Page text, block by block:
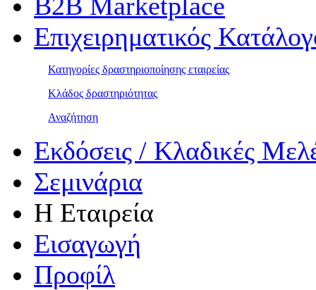
Επιχειρηματικός
Κατηγορίες δραστηριοποίησης εταιρείας
Κλάδος δραστηριότητας
Αναζήτηση
Εκδόσεις / Κλαδικές
Σεμινάρια
Η Εταιρεία
Εισαγωγή
Προφίλ